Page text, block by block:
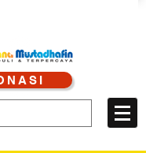
CALL CENTRE : 0878
CALL LAYANAN : 0813